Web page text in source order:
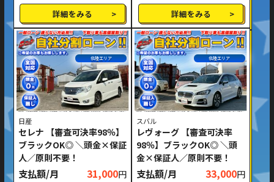
詳細をみる 詳細をみる
北陸エリア
日産
セレナ 【審査可決率98％】
ブラックOK◎ ＼頭金×保証
人／原則不要！
支払額/月 31,000円
北陸エリア
スバル
レヴォーグ 【審査可決率
98％】ブラックOK◎ ＼頭
金×保証人／原則不要！
支払額/月 33,000円